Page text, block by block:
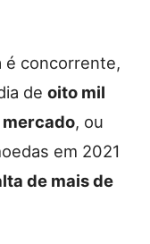
é concorrente,
de oito mil
, ou
em 2021
de mais de